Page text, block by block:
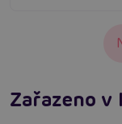
Zařazeno